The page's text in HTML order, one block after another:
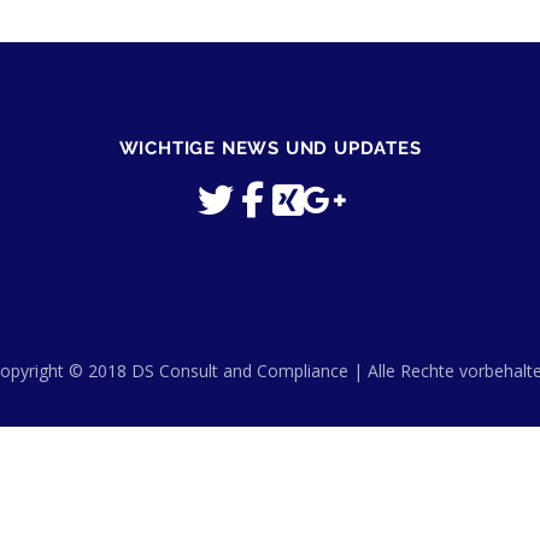
WICHTIGE NEWS UND UPDATES
© 2018 DS Consult and Compliance | Alle Rechte